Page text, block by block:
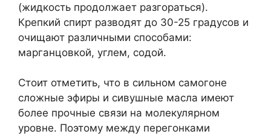
(жидкость продолжает разгораться).
Крепкий спирт разводят до 30-25 градусов и
очищают различными способами:
марганцовкой, углем, содой.
Стоит отметить, что в сильном самогоне
сложные эфиры и сивушные масла имеют
более прочные связи на молекулярном
уровне. Поэтому между перегонками